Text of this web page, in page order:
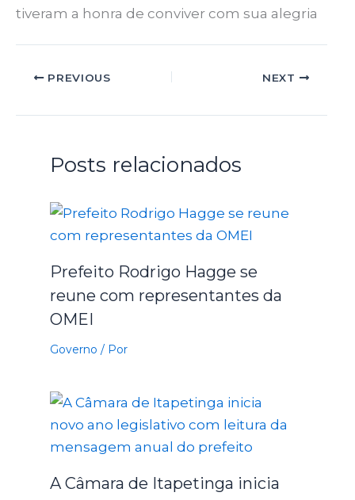
tiveram a honra de conviver com sua alegria
PREVIOUS NEXT
Posts relacionados
Prefeito Rodrigo Hagge se
reune com representantes da
OMEI
Governo / Por
A Câmara de Itapetinga inicia